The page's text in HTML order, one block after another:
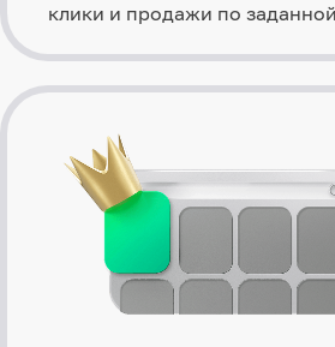
клики и продажи по